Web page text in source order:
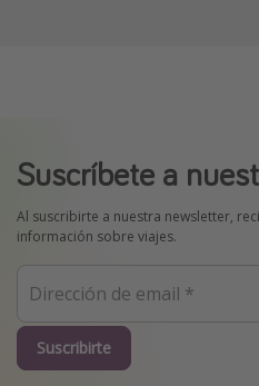
Suscríbete a
Al suscribirte a nuestra newsletter,
información sobre viajes.
Suscribirte